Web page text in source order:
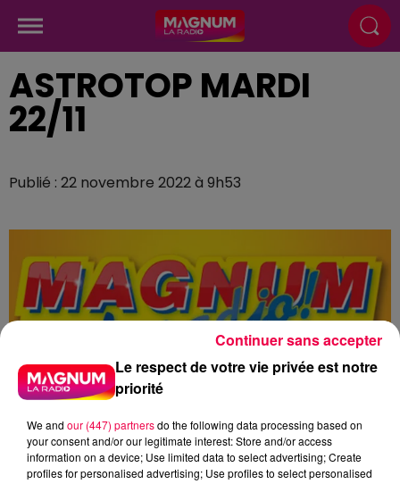
ASTROTOP MARDI
22/11
Publié : 22 novembre 2022 à 9h53
Le respect de votre vie privée est notre
priorité
We and our (447) partnersdo the following data processing based on
your consent and/or our legitimate interest: Store and/or access
information on a device; Use limited data to select advertising; Create
profiles for personalised advertising; Use profiles to select personalised
Continuer sans accepter